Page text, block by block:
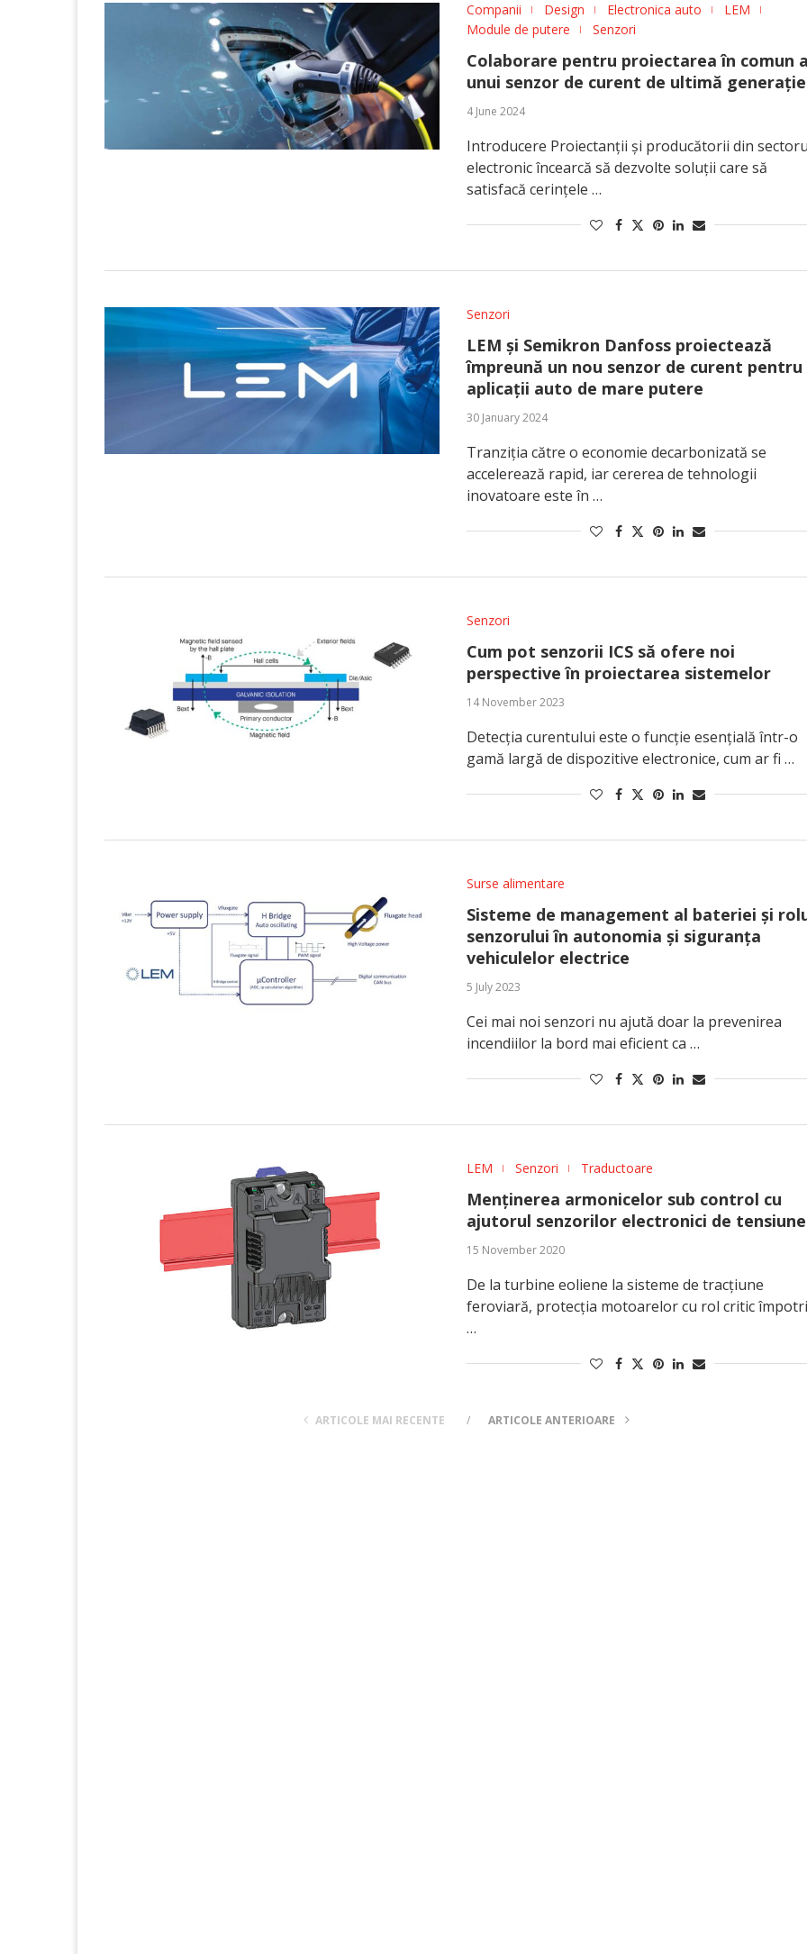
Companii Design Electronica auto
LEM
Module de putere
Senzori
Colaborare pentru proiectarea în comun
unui senzor de curent de ultimă generație
4 June 2024
Introducere Proiectanții și producătorii din
electronic încearcă să dezvolte soluții care să
satisfacă cerințele …
Senzori
LEM și Semikron Danfoss proiectează
împreună un nou senzor de curent pentru
aplicații auto de mare putere
30 January 2024
Tranziția către o economie decarbonizată se
accelerează rapid, iar cererea de tehnologii
inovatoare este în …
Senzori
Cum pot senzorii ICS să ofere noi
perspective în proiectarea sistemelor
14 November 2023
Detecția curentului este o funcție esențială într-o
gamă largă de dispozitive electronice, cum ar fi …
Surse alimentare
Sisteme de management al bateriei și
senzorului în autonomia și siguranța
vehiculelor electrice
5 July 2023
Cei mai noi senzori nu ajută doar la prevenirea
incendiilor la bord mai eficient ca …
LEM Senzori Traductoare
Menținerea armonicelor sub control cu
ajutorul senzorilor electronici de tensiune
15 November 2020
De la turbine eoliene la sisteme de tracțiune
feroviară, protecția motoarelor cu rol critic
…
ARTICOLE MAI RECENTE ARTICOLE ANTERIOARE